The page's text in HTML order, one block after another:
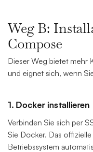
Weg B:
Compose
Dieser Weg bietet mehr
und eignet sich, wenn
1. Docker installieren
Verbinden Sie sich per
Sie Docker. Das
Betriebssystem